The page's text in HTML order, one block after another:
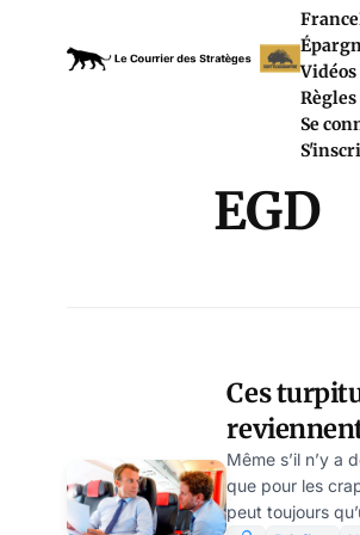
France
Vidéos
Règles
Se
EGD
Ces
Macron
Même s’il n’y a
que pour les
peut toujours